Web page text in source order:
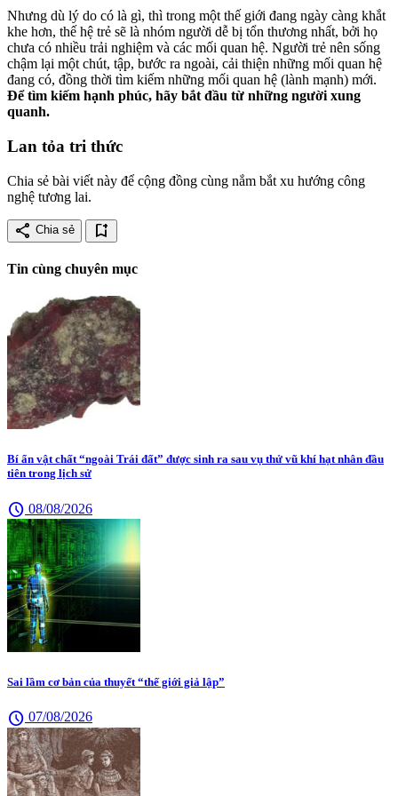
Nhưng dù lý do có là gì, thì trong một thế giới đang ngày càng khắt
khe hơn, thế hệ trẻ sẽ là nhóm người dễ bị tổn thương nhất, bởi họ
chưa có nhiều trải nghiệm và các mối quan hệ. Người trẻ nên sống
chậm lại một chút, tập, bước ra ngoài, cải thiện những mối quan hệ
đang có, đồng thời tìm kiếm những mối quan hệ (lành mạnh) mới.
Để tìm kiếm hạnh phúc, hãy bắt đầu từ những người xung
quanh.
Lan tỏa tri thức
Chia sẻ bài viết này để cộng đồng cùng nắm bắt xu hướng công
nghệ tương lai.
share Chia sẻ bookmark_add
Tin cùng chuyên mục
Bí ẩn vật chất “ngoài Trái đất” được sinh ra sau vụ thử vũ khí hạt nhân đầu
tiên trong lịch sử
schedule 08/08/2026
Sai lầm cơ bản của thuyết “thế giới giả lập”
schedule 07/08/2026